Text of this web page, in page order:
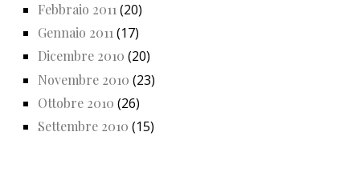
Febbraio 2011 (20)
Gennaio 2011(17)
Dicembre 2010 (20)
Novembre 2010 (23)
Ottobre 2010 (26)
Settembre 2010 (15)